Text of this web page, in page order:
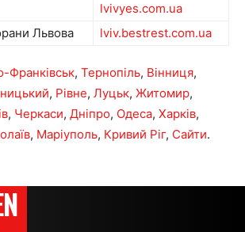
lvivyes.com.ua
Львова
lviv.bestrest.com.ua
Франківськ, Тернопіль, Вінниця,
, Рівне, Луцьк, Житомир,
, Черкаси, Дніпро, Одеса, Харків,
, Маріуполь, Кривий Ріг, Сайти.